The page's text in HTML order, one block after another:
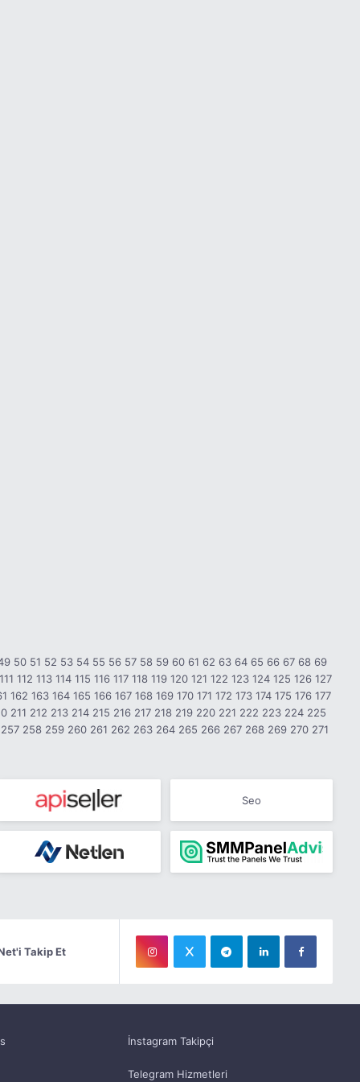
50 51 52 53 54 55 56 57 58 59 60 61 62 63 64 65 66 67 68 69
111 112 113 114 115 116 117 118 119 120 121 122 123 124 125 126 127
162 163 164 165 166 167 168 169 170 171 172 173 174 175 176 177
211 212 213 214 215 216 217 218 219 220 221 222 223 224 225
257 258 259 260 261 262 263 264 265 266 267 268 269 270 271
Seo
Takip Et
İnstagram Takipçi
Telegram Hizmetleri